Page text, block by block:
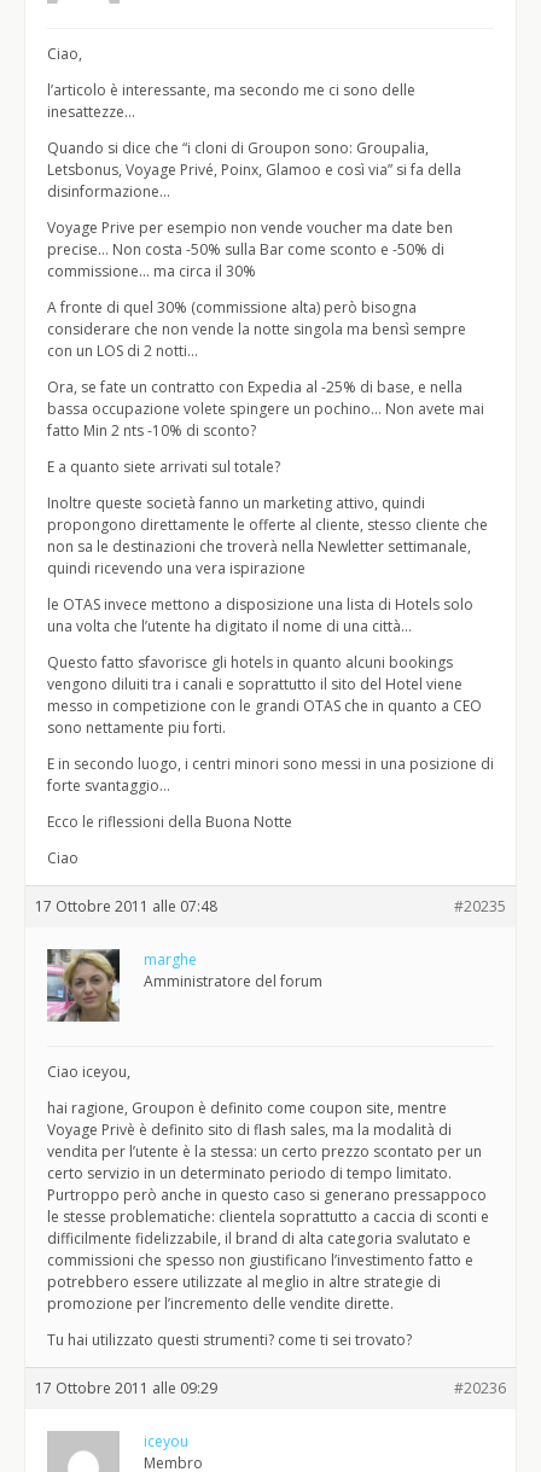
Ciao,
l’articolo è interessante, ma secondo me ci sono delle
inesattezze…
Quando si dice che “i cloni di Groupon sono: Groupalia,
Letsbonus, Voyage Privé, Poinx, Glamoo e così via” si fa della
disinformazione…
Voyage Prive per esempio non vende voucher ma date ben
precise… Non costa -50% sulla Bar come sconto e -50% di
commissione… ma circa il 30%
A fronte di quel 30% (commissione alta) però bisogna
considerare che non vende la notte singola ma bensì sempre
con un LOS di 2 notti…
Ora, se fate un contratto con Expedia al -25% di base, e nella
bassa occupazione volete spingere un pochino… Non avete mai
fatto Min 2 nts -10% di sconto?
E a quanto siete arrivati sul totale?
Inoltre queste società fanno un marketing attivo, quindi
propongono direttamente le offerte al cliente, stesso cliente che
non sa le destinazioni che troverà nella Newletter settimanale,
quindi ricevendo una vera ispirazione
le OTAS invece mettono a disposizione una lista di Hotels solo
una volta che l’utente ha digitato il nome di una città…
Questo fatto sfavorisce gli hotels in quanto alcuni bookings
vengono diluiti tra i canali e soprattutto il sito del Hotel viene
messo in competizione con le grandi OTAS che in quanto a CEO
sono nettamente piu forti.
E in secondo luogo, i centri minori sono messi in una posizione di
forte svantaggio…
Ecco le riflessioni della Buona Notte
Ciao
17 Ottobre 2011 alle 07:48 #20235
marghe
Amministratore del forum
Ciao iceyou,
hai ragione, Groupon è definito come coupon site, mentre
Voyage Privè è definito sito di flash sales, ma la modalità di
vendita per l’utente è la stessa: un certo prezzo scontato per un
certo servizio in un determinato periodo di tempo limitato.
Purtroppo però anche in questo caso si generano pressappoco
le stesse problematiche: clientela soprattutto a caccia di sconti e
difficilmente fidelizzabile, il brand di alta categoria svalutato e
commissioni che spesso non giustificano l’investimento fatto e
potrebbero essere utilizzate al meglio in altre strategie di
promozione per l’incremento delle vendite dirette.
Tu hai utilizzato questi strumenti? come ti sei trovato?
17 Ottobre 2011 alle 09:29 #20236
iceyou
Membro